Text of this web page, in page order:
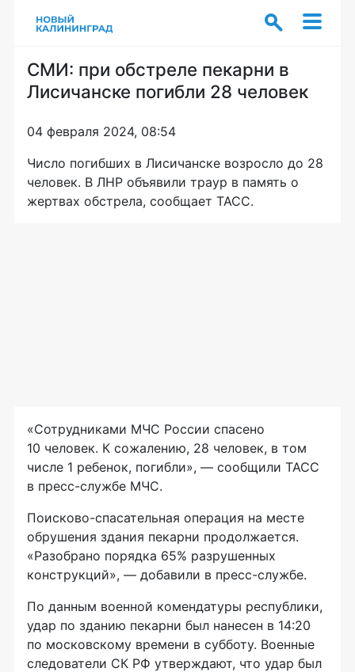
СМИ: при обстреле пекарни в
Лисичанске погибли 28 человек
04 февраля 2024, 08:54
Число погибших в Лисичанске возросло до 28
человек. В ЛНР объявили траур в память о
жертвах обстрела, сообщает ТАСС.
«Сотрудниками МЧС России спасено
10 человек. К сожалению, 28 человек, в том
числе 1 ребенок, погибли», — сообщили ТАСС
в пресс-службе МЧС.
Поисково-спасательная операция на месте
обрушения здания пекарни продолжается.
«Разобрано порядка 65% разрушенных
конструкций», — добавили в пресс-службе.
По данным военной комендатуры республики,
удар по зданию пекарни был нанесен в 14:20
по московскому времени в субботу. Военные
следователи СК РФ утверждают, что удар был